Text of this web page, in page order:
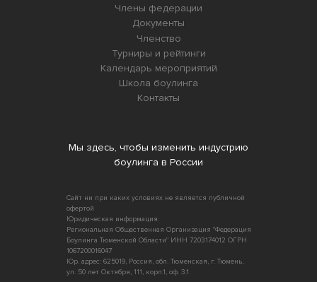
Сайт ни при каких условиях не является публичной
офертой
Юридическая информация:
Региональная Общественная Организация "Федерация
Боулинга Тюменской Области" ИНН 7203174012 ОГРН
1067200016047
Юр. адрес: 625019, Россия, обл. Тюменская, г. Тюмень,
ул. 50 лет Октября, 111, корп.1, оф. 3.1
Мы здесь, чтобы изменить индустрию
боулинга в России
Члены федерации
Документы
Членство
Турниры и рейтинги
Календарь мероприятий
Школа боулинга
Контакты